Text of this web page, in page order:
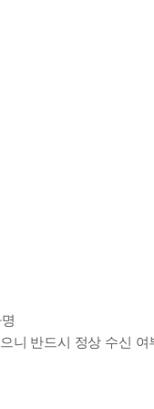
니 반드시 정상 수신 여